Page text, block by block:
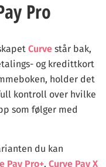
Pro
Curve står bak,
og kredittkort
holder det
kontroll over hvilke
som følger med
du kan
Pay Pro+, Curve Pay X